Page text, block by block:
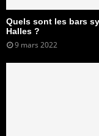
Quels sont les bars
Halles ?
9 mars 2022